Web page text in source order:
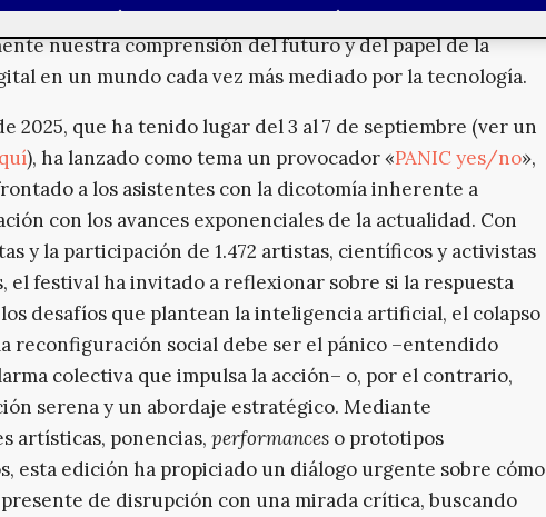
e investigación que desafía
nuestra comprensión del futuro y del papel de la
en un mundo cada vez más mediado por la tecnología.
2025, que ha tenido lugar del 3 al 7 de septiembre (ver un
), ha lanzado como tema un provocador «PANIC yes/no»,
a los asistentes con la dicotomía inherente a
con los avances exponenciales de la actualidad. Con
y la participación de 1.472 artistas, científicos y activistas
el festival ha invitado a reflexionar sobre si la respuesta
los desafíos que plantean la inteligencia artificial, el colapso
reconfiguración social debe ser el pánico –entendido
colectiva que impulsa la acción– o, por el contrario,
serena y un abordaje estratégico. Mediante
artísticas, ponencias, performances o prototipos
esta edición ha propiciado un diálogo urgente sobre cómo
de disrupción con una mirada crítica, buscando